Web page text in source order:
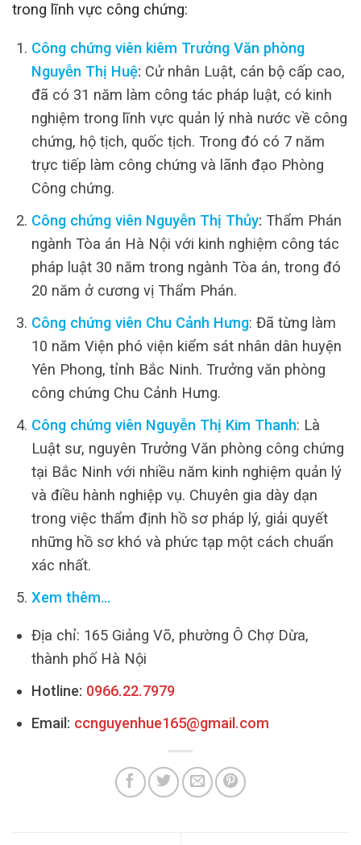
trong lĩnh vực công chứng:
Công chứng viên kiêm Trưởng Văn phòng
Nguyễn Thị Huệ: Cử nhân Luật, cán bộ cấp cao,
đã có 31 năm làm công tác pháp luật, có kinh
nghiệm trong lĩnh vực quản lý nhà nước về công
chứng, hộ tịch, quốc tịch. Trong đó có 7 năm
trực tiếp làm công chứng và lãnh đạo Phòng
Công chứng.
Công chứng viên Nguyễn Thị Thủy: Thẩm Phán
ngành Tòa án Hà Nội với kinh nghiệm công tác
pháp luật 30 năm trong ngành Tòa án, trong đó
20 năm ở cương vị Thẩm Phán.
Công chứng viên Chu Cảnh Hưng: Đã từng làm
10 năm Viện phó viện kiểm sát nhân dân huyện
Yên Phong, tỉnh Bắc Ninh. Trưởng văn phòng
công chứng Chu Cảnh Hưng.
Công chứng viên Nguyễn Thị Kim Thanh: Là
Luật sư, nguyên Trưởng Văn phòng công chứng
tại Bắc Ninh với nhiều năm kinh nghiệm quản lý
và điều hành nghiệp vụ. Chuyên gia dày dạn
trong việc thẩm định hồ sơ pháp lý, giải quyết
những hồ sơ khó và phức tạp một cách chuẩn
xác nhất.
Xem thêm…
Địa chỉ: 165 Giảng Võ, phường Ô Chợ Dừa,
thành phố Hà Nội
Hotline: 0966.22.7979
Email: ccnguyenhue165@gmail.com